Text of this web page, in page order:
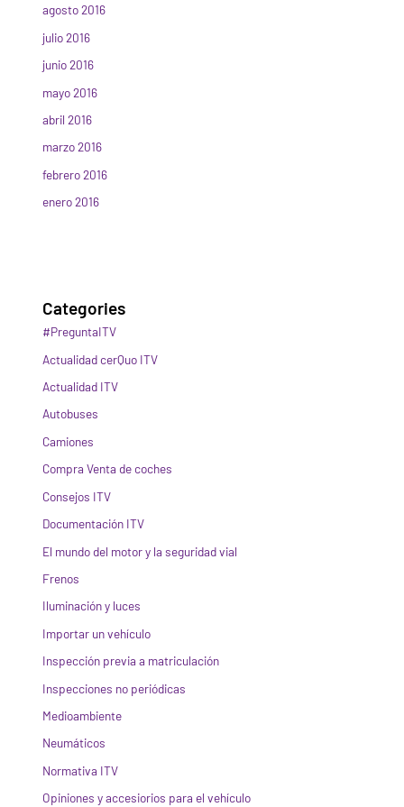
agosto 2016
julio 2016
junio 2016
mayo 2016
abril 2016
marzo 2016
febrero 2016
enero 2016
Categories
#PreguntaITV
Actualidad cerQuo ITV
Actualidad ITV
Autobuses
Camiones
Compra Venta de coches
Consejos ITV
Documentación ITV
El mundo del motor y la seguridad vial
Frenos
Iluminación y luces
Importar un vehículo
Inspección previa a matriculación
Inspecciones no periódicas
Medioambiente
Neumáticos
Normativa ITV
Opiniones y accesiorios para el vehículo